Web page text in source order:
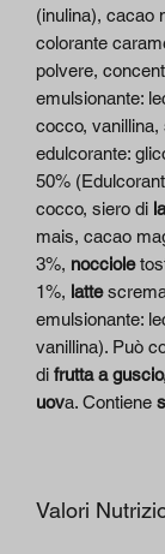
(inulina), cacao
colorante
polvere,
emulsionante:
cocco, vanillina,
edulcorante:
50%
cocco, siero di
mais, cacao
3%, nocciole
1%, latte
emulsionante:
vanillina). Può
di frutta a
uova. Contiene
Valori